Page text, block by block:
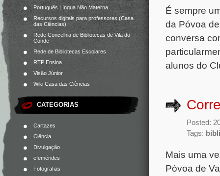
Português Língua Não Materna
Recursos digitais para professores (Casa
das Ciências)
Rede Concelhia de Bibliotecas de Vila do
Conde
Rede de Bibliotecas Escolares
RTP Ensina
Visão Júnior
Wiki Casa das Ciências
CATEGORIAS
Cartazes
Ciência
Divulgação
efemérides
Fotografias
É sempre
da Póvoa
conversa
alunos do
Posted:
Tags:
Mais uma
Póvoa de